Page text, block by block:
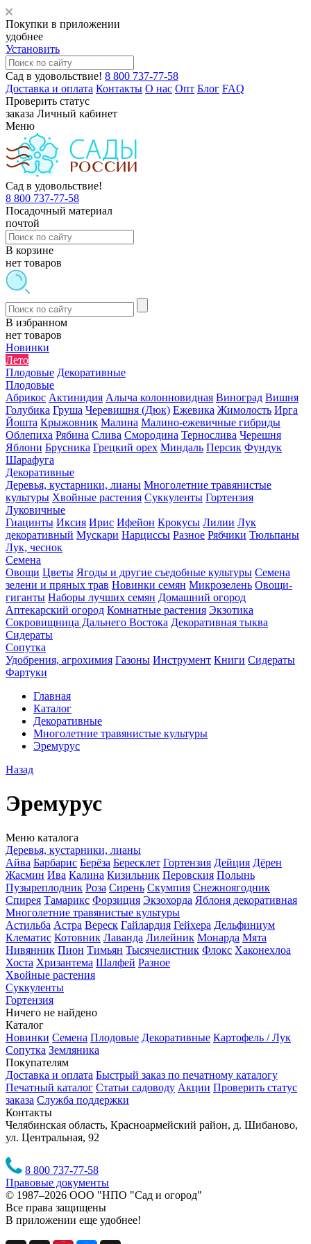
Покупки в приложении
удобнее
Установить
Сад в удовольствие! 8 800 737-77-58
Доставка и оплата Контакты О нас Опт Блог FAQ
Проверить статус
заказа Личный кабинет
Меню
Сад в удовольствие!
8 800 737-77-58
Посадочный материал
почтой
В корзине
нет товаров
В избранном
нет товаров
Новинки
Лето
Плодовые Декоративные
Плодовые
Абрикос Актинидия Алыча колонновидная Виноград Вишня
Голубика Груша Черевишня (Дюк) Ежевика Жимолость Ирга
Йошта Крыжовник Малина Малино-ежевичные гибриды
Облепиха Рябина Слива Смородина Тернослива Черешня
Яблони Брусника Грецкий орех Миндаль Персик Фундук
Шарафуга
Декоративные
Деревья, кустарники, лианы Многолетние травянистые
культуры Хвойные растения Суккуленты Гортензия
Луковичные
Гиацинты Иксия Ирис Ифейон Крокусы Лилии Лук
декоративный Мускари Нарциссы Разное Рябчики Тюльпаны
Лук, чеснок
Семена
Овощи Цветы Ягоды и другие съедобные культуры Семена
зелени и пряных трав Новинки семян Микрозелень Овощи-
гиганты Наборы лучших семян Домашний огород
Аптекарский огород Комнатные растения Экзотика
Сокровищница Дальнего Востока Декоративная тыква
Сидераты
Сопутка
Удобрения, агрохимия Газоны Инструмент Книги Сидераты
Фартуки
Главная
Каталог
Декоративные
Многолетние травянистые культуры
Эремурус
Назад
Эремурус
Меню каталога
Деревья, кустарники, лианы
Айва Барбарис Берёза Бересклет Гортензия Дейция Дёрен
Жасмин Ива Калина Кизильник Перовския Полынь
Пузыреплодник Роза Сирень Скумпия Снежноягодник
Спирея Тамарикс Форзиция Экзохорда Яблоня декоративная
Многолетние травянистые культуры
Астильба Астра Вереск Гайлардия Гейхера Дельфиниум
Клематис Котовник Лаванда Лилейник Монарда Мята
Нивянник Пион Тимьян Тысячелистник Флокс Хаконехлоа
Хоста Хризантема Шалфей Разное
Хвойные растения
Суккуленты
Гортензия
Ничего не найдено
Каталог
Новинки Семена Плодовые Декоративные Картофель / Лук
Сопутка Земляника
Покупателям
Доставка и оплата Быстрый заказ по печатному каталогу
Печатный каталог Статьи садоводу Акции Проверить статус
заказа Служба поддержки
Контакты
Челябинская область, Красноармейский район, д. Шибаново,
ул. Центральная, 92
8 800 737-77-58
Правовые документы
© 1987–2026 ООО "НПО "Сад и огород"
Все права защищены
В приложении еще удобнее!